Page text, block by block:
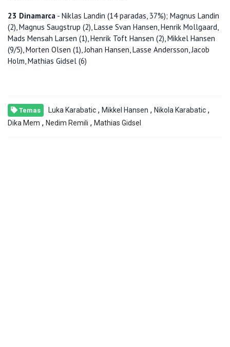
23 Dinamarca - Niklas Landin (14 paradas, 37%); Magnus Landin
(2), Magnus Saugstrup (2), Lasse Svan Hansen, Henrik Mollgaard,
Mads Mensah Larsen (1), Henrik Toft Hansen (2), Mikkel Hansen
(9/5), Morten Olsen (1), Johan Hansen, Lasse Andersson, Jacob
Holm, Mathias Gidsel (6)
Temas Luka Karabatic , Mikkel Hansen , Nikola Karabatic ,
Dika Mem , Nedim Remili , Mathias Gidsel